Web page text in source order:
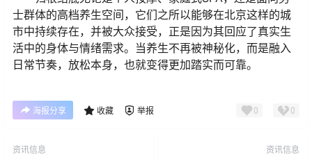
士群体的高档养生空间，它们之所以能够在北京这样的城
市中持续存在，并被大众接受，正是因为其回应了真实生
活中的身体与情绪需求。当养生不再被神秘化，而是融入
日常节奏，放松本身，也就变得更加踏实而可靠。
海报分享 收藏 举报 0 0
资讯信息 资讯信息